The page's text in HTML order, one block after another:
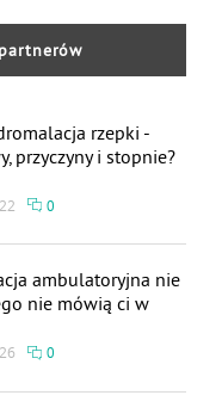
rzepki -
przyczyny i stopnie?
0
ambulatoryjna nie
nie mówią ci w
0